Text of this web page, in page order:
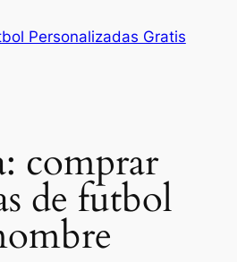
Personalizadas Gratis
comprar
de futbol